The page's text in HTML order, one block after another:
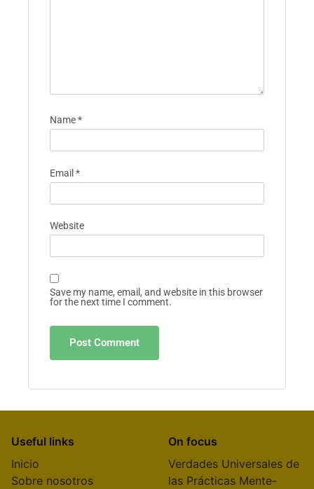
Name*
Email*
Website
Save my name, email, and website in this browser
for the next time I comment.
Useful links
Inicio
Sobre nosotros
On focus
Verdades Universales de
las Prácticas Mente-